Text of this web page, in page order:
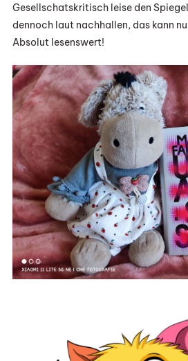
Gesellschatskritisch leise den
dennoch laut nachhallen, das kann
Absolut lesenswert!